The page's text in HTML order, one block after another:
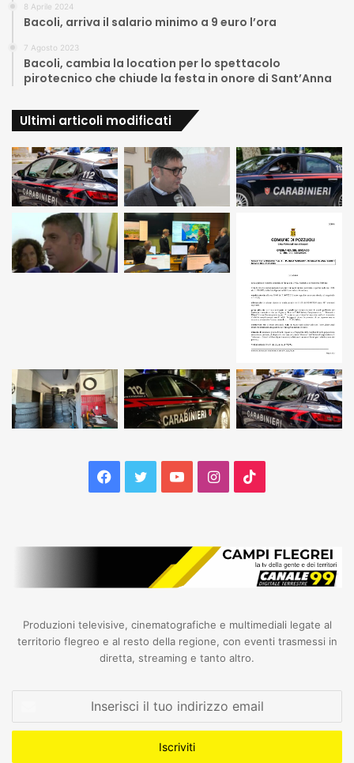
8 Aprile 2024
Bacoli, arriva il salario minimo a 9 euro l’ora
7 Agosto 2023
Bacoli, cambia la location per lo spettacolo
pirotecnico che chiude la festa in onore di Sant’Anna
Ultimi articoli modificati
Facebook
TwitterYouTubeInstagram
Produzioni televisive, cinematografiche e multimediali legate al
territorio flegreo e al resto della regione, con eventi trasmessi in
diretta, streaming e tanto altro.
tuo